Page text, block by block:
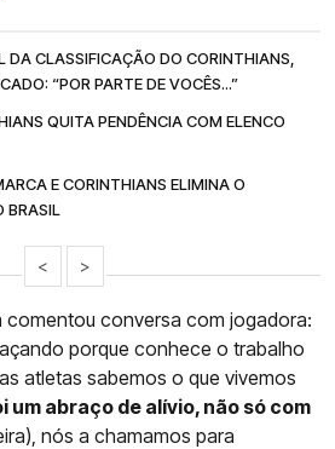
DA CLASSIFICAÇÃO DO CORINTHIANS,
“POR PARTE DE VOCÊS...”
QUITA PENDÊNCIA COM ELENCO
E CORINTHIANS ELIMINA O
BRASIL
< >
comentou conversa com jogadora:
porque conhece o trabalho
atletas sabemos o que vivemos
um abraço de alívio, não só com
nós a chamamos para